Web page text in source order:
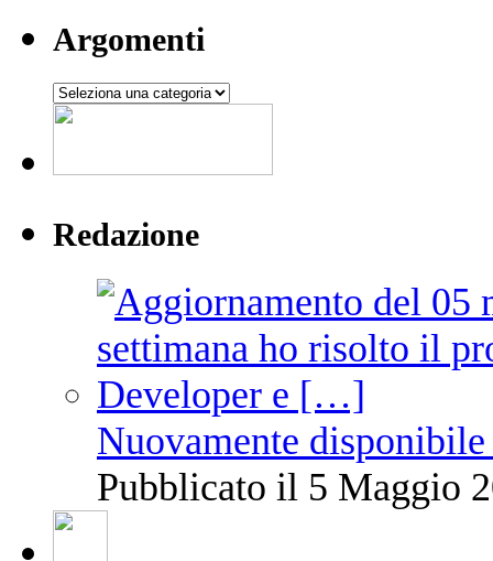
Argomenti
Argomenti
Redazione
Nuovamente
Pubblicato il 5 Maggio